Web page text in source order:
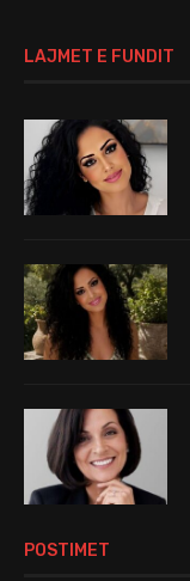
LAJMET E FUNDIT
POSTIMET